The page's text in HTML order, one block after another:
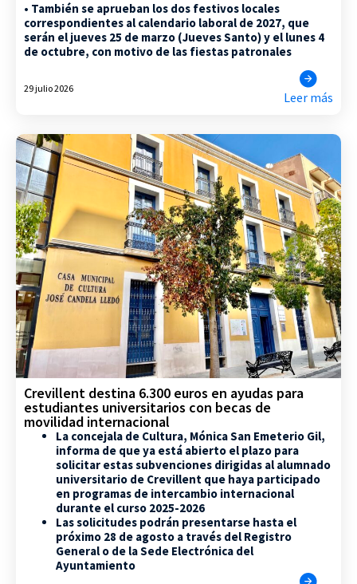
• También se aprueban los dos festivos locales
correspondientes al calendario laboral de 2027, que
serán el jueves 25 de marzo (Jueves Santo) y el lunes 4
de octubre, con motivo de las fiestas patronales
29 julio 2026
Leer más
Crevillent destina 6.300 euros en ayudas para
estudiantes universitarios con becas de
movilidad internacional
La concejala de Cultura, Mónica San Emeterio Gil,
informa de que ya está abierto el plazo para
solicitar estas subvenciones dirigidas al alumnado
universitario de Crevillent que haya participado
en programas de intercambio internacional
durante el curso 2025-2026
Las solicitudes podrán presentarse hasta el
próximo 28 de agosto a través del Registro
General o de la Sede Electrónica del
Ayuntamiento